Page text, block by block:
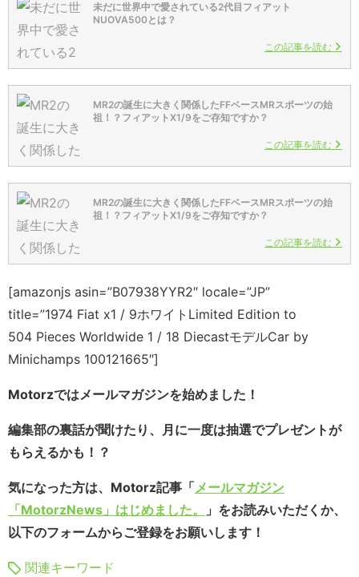
未だに世界中で愛されている2代目フィアット
NUOVA500とは？
この記事を読む
MR2の誕生に大きく関係したFFベースMRスポーツの始
祖！？フィアットX1/9をご存知ですか？
この記事を読む
MR2の誕生に大きく関係したFFベースMRスポーツの始
祖！？フィアットX1/9をご存知ですか？
この記事を読む
[amazonjs asin=”B07938YYR2″ locale=”JP”
title=”1974 Fiat x1 / 9ホワイトLimited Edition to
504 Pieces Worldwide 1 / 18 DiecastモデルCar by
Minichamps 100121665″]
Motorzではメールマガジンを始めました！
編集部の裏話が聞けたり、月に一度は抽選でプレゼントが
もらえるかも！？
気になった方は、Motorz記事「メールマガジン
「MotorzNews」はじめました。
」をお読みいただくか、
以下のフォームからご登録をお願いします！
関連キーワード